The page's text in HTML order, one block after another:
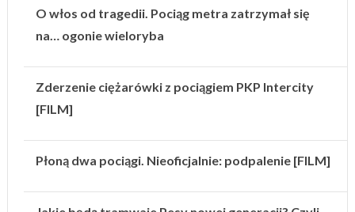
O włos od tragedii. Pociąg metra zatrzymał się
na… ogonie wieloryba
Zderzenie ciężarówki z pociągiem PKP Intercity
[FILM]
Płoną dwa pociągi. Nieoficjalnie: podpalenie [FILM]